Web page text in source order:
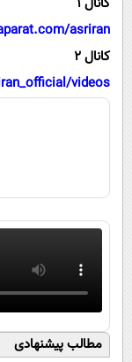
کانال 1
asriran
کانال 2
videos
مطالب پیشنهادی